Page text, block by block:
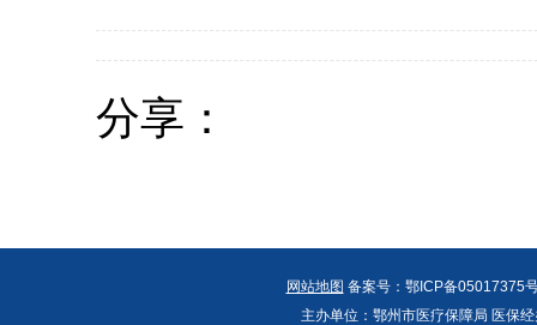
分享：
网站地图 备案号：鄂ICP备05017375
主办单位：鄂州市医疗保障局 医保